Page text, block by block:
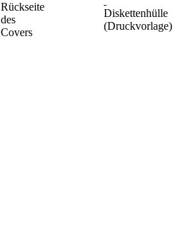
Rückseite
des
Covers
Diskettenhülle
(Druckvorlage)